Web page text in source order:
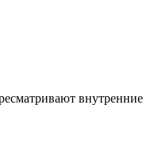
внутренние